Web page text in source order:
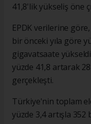
41,8'lik yükseliş öne
EPDK verilerine
bir önceki yıla göre
gigavatsaate
yüzde 41,8 artarak
gerçekleşti.
Türkiye'nin toplam
yüzde 3,4 artışla